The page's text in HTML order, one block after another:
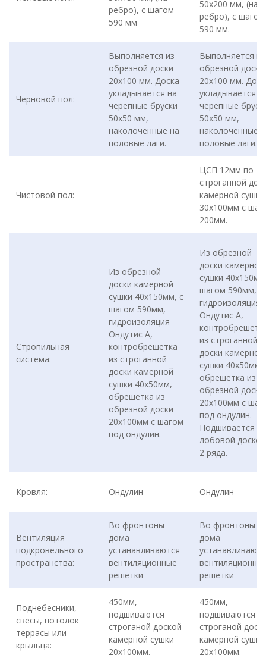
ребро), с шагом
590 мм
50х200 мм, (на
ребро), с шагом
590 мм.
Черновой пол:
Выполняется из
обрезной доски
20х100 мм. Доска
укладывается на
черепные бруски
50х50 мм,
наколоченные на
половые лаги.
Выполняется из
обрезной доски
20х100 мм.
укладывается
черепные
50х50 мм,
наколоченные
половые лаги.
Чистовой пол: -
ЦСП 12мм по
строганной
камерной сушки
30х100мм с
200мм.
Стропильная
система:
Из обрезной
доски камерной
сушки 40х150мм, с
шагом 590мм,
гидроизоляция
Ондутис А,
контробрешетка
из строганной
доски камерной
сушки 40х50мм,
обрешетка из
обрезной доски
20х100мм с шагом
под ондулин.
Из обрезной
доски камерной
сушки
шагом 590мм,
гидроизоляция
Ондутис А,
из строганной
доски камерной
сушки 40х50мм,
обрешетка из
обрезной доски
20х100мм с
под ондулин.
Подшивается
лобовой
2 ряда.
Кровля: Ондулин Ондулин
Вентиляция
подкровельного
пространства:
Во фронтоны
дома
устанавливаются
вентиляционные
решетки
Во фронтоны
дома
решетки
Поднебесники,
свесы, потолок
террасы или
крыльца:
450мм,
подшиваются
строганой доской
камерной сушки
20х100мм.
450мм,
подшиваются
строганой
камерной сушки
20х100мм.